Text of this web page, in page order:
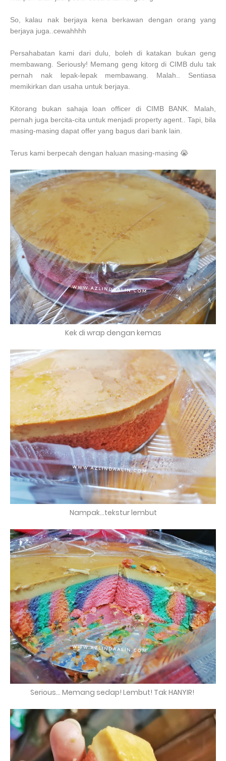
So, kalau nak berjaya kena berkawan dengan orang yang
berjaya juga..cewahhhh
Persahabatan kami dari dulu, boleh di katakan bukan geng
membawang. Seriously! Memang geng kitorg di CIMB dulu tak
pernah nak lepak-lepak membawang. Malah.. Sentiasa
memikirkan dan usaha untuk berjaya.
Kitorang bukan sahaja loan officer di CIMB BANK. Malah,
pernah juga bercita-cita untuk menjadi property agent.. Tapi, bila
masing-masing dapat offer yang bagus dari bank lain.
Terus kami berpecah dengan haluan masing-masing 😭
Kek di wrap dengan kemas
Nampak...tekstur lembut
Serious... Memang sedap! Lembut! Tak HANYIR!